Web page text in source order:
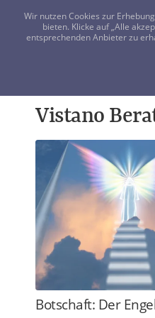
Vistano
Botschaft: Der
Wir nutzen Cookies zur
bieten. Klicke auf „Alle
entsprechenden Anbieter zu